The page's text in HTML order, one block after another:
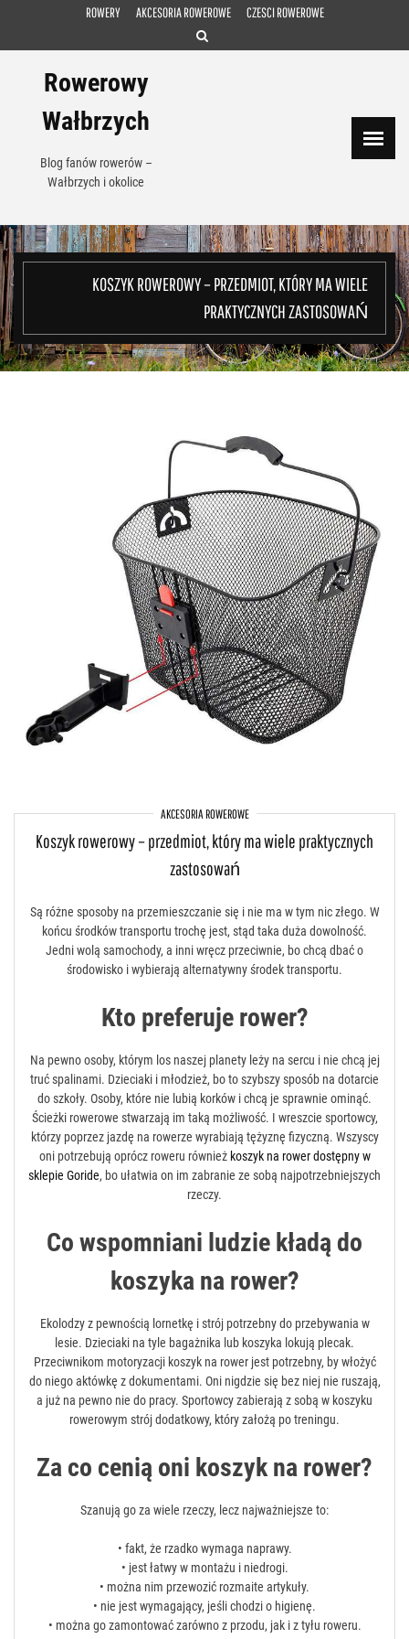
ROWERY AKCESORIA ROWEROWE CZESCI ROWEROWE
Rowerowy
Wałbrzych
Blog fanów rowerów –
Wałbrzych i okolice
KOSZYK ROWEROWY – PRZEDMIOT, KTÓRY MA WIELE
PRAKTYCZNYCH ZASTOSOWAŃ
AKCESORIA ROWEROWE
Koszyk rowerowy – przedmiot, który ma wiele praktycznych
zastosowań
Są różne sposoby na przemieszczanie się i nie ma w tym nic złego. W
końcu środków transportu trochę jest, stąd taka duża dowolność.
Jedni wolą samochody, a inni wręcz przeciwnie, bo chcą dbać o
środowisko i wybierają alternatywny środek transportu.
Kto preferuje rower?
Na pewno osoby, którym los naszej planety leży na sercu i nie chcą jej
truć spalinami. Dzieciaki i młodzież, bo to szybszy sposób na dotarcie
do szkoły. Osoby, które nie lubią korków i chcą je sprawnie ominąć.
Ścieżki rowerowe stwarzają im taką możliwość. I wreszcie sportowcy,
którzy poprzez jazdę na rowerze wyrabiają tężyznę fizyczną. Wszyscy
oni potrzebują oprócz roweru również koszyk na rower dostępny w
sklepie Goride, bo ułatwia on im zabranie ze sobą najpotrzebniejszych
rzeczy.
Co wspomniani ludzie kładą do
koszyka na rower?
Ekolodzy z pewnością lornetkę i strój potrzebny do przebywania w
lesie. Dzieciaki na tyle bagażnika lub koszyka lokują plecak.
Przeciwnikom motoryzacji koszyk na rower jest potrzebny, by włożyć
do niego aktówkę z dokumentami. Oni nigdzie się bez niej nie ruszają,
a już na pewno nie do pracy. Sportowcy zabierają z sobą w koszyku
rowerowym strój dodatkowy, który założą po treningu.
Za co cenią oni koszyk na rower?
Szanują go za wiele rzeczy, lecz najważniejsze to:
• fakt, że rzadko wymaga naprawy.
• jest łatwy w montażu i niedrogi.
• można nim przewozić rozmaite artykuły.
• nie jest wymagający, jeśli chodzi o higienę.
• można go zamontować zarówno z przodu, jak i z tyłu roweru.